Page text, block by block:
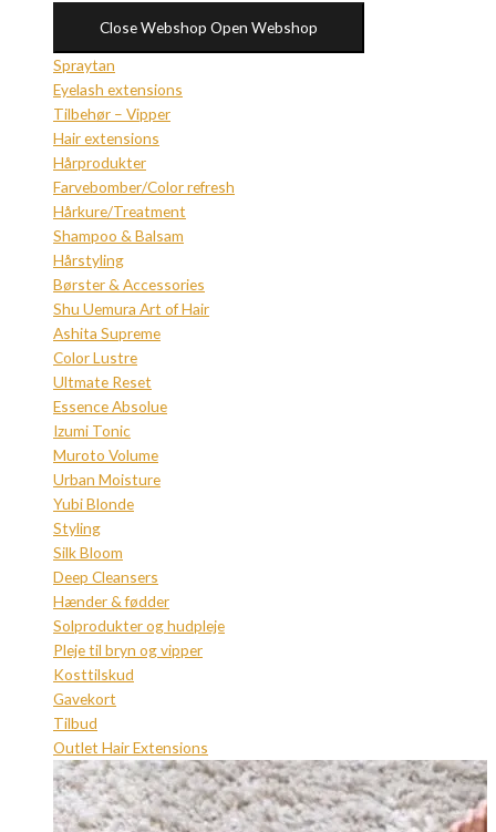
Close Webshop Open Webshop
Spraytan
Eyelash extensions
Tilbehør – Vipper
Hair extensions
Hårprodukter
Farvebomber/Color refresh
Hårkure/Treatment
Shampoo & Balsam
Hårstyling
Børster & Accessories
Shu Uemura Art of Hair
Ashita Supreme
Color Lustre
Ultmate Reset
Essence Absolue
Izumi Tonic
Muroto Volume
Urban Moisture
Yubi Blonde
Styling
Silk Bloom
Deep Cleansers
Hænder & fødder
Solprodukter og hudpleje
Pleje til bryn og vipper
Kosttilskud
Gavekort
Tilbud
Outlet Hair Extensions